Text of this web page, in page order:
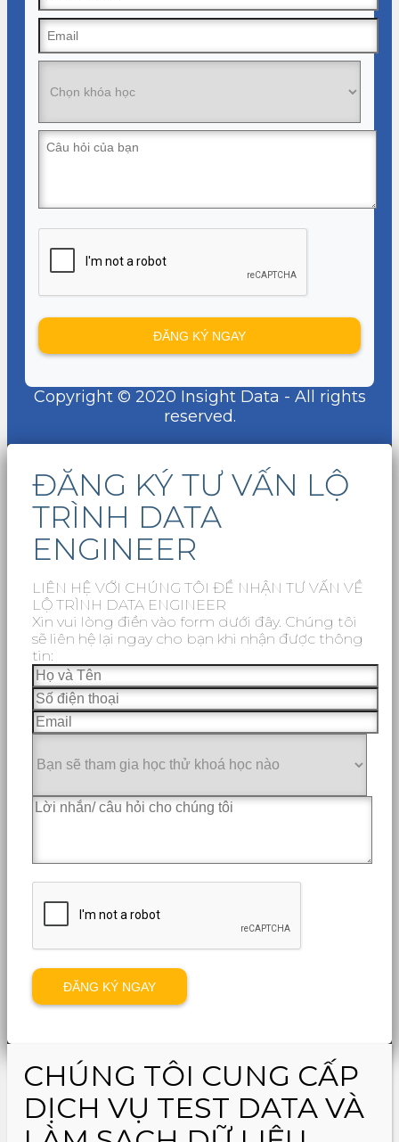
Copyright © 2020 Insight Data - All rights
reserved.
ĐĂNG KÝ TƯ VẤN LỘ
TRÌNH DATA
ENGINEER
LIÊN HỆ VỚI CHÚNG TÔI ĐỂ NHẬN TƯ VẤN VỀ
LỘ TRÌNH DATA ENGINEER
Xin vui lòng điền vào form dưới đây. Chúng tôi
sẽ liên hệ lại ngay cho bạn khi nhận được thông
tin:
CHÚNG TÔI CUNG CẤP
DỊCH VỤ TEST DATA VÀ